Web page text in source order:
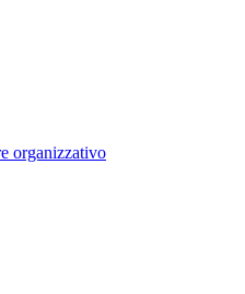
organizzativo